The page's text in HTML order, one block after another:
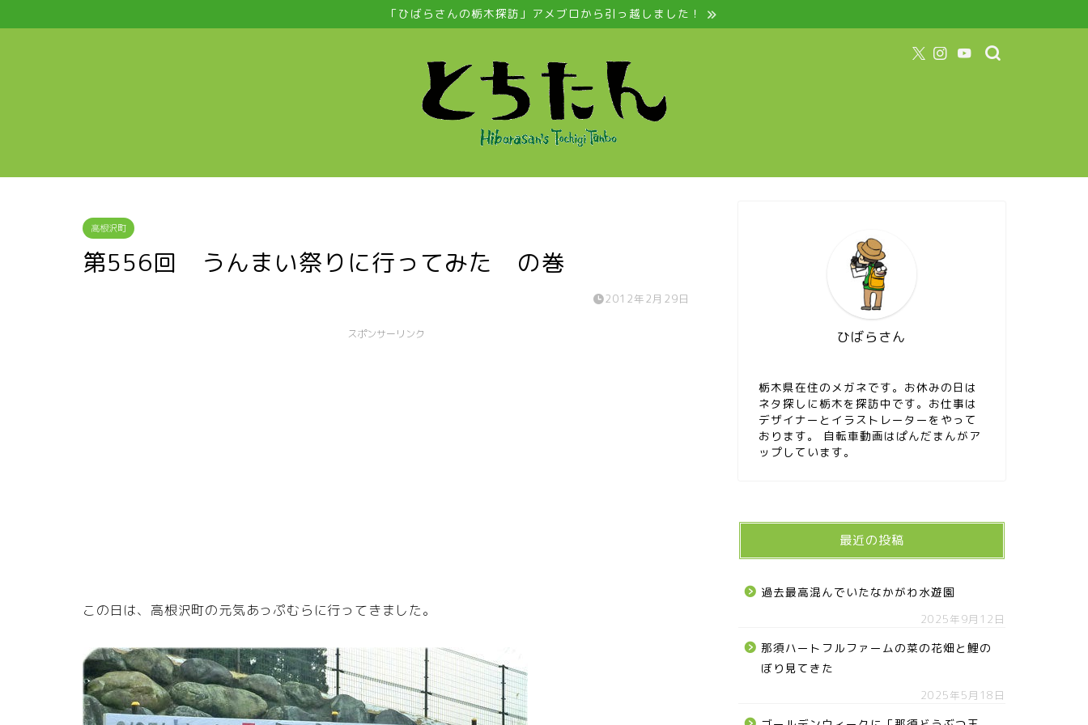
「ひばらさんの栃木探訪」アメブロから引っ越しました！
高根沢町
第556回 うんまい祭りに行ってみた の巻
2012年2月29日
スポンサーリンク
この日は、高根沢町の元気あっぷむらに行ってきました。
ひばらさん
栃木県在住のメガネです。お休みの日は
ネタ探しに栃木を探訪中です。お仕事は
デザイナーとイラストレーターをやって
おります。 自転車動画はぱんだまんがア
ップしています。
最近の投稿
過去最高混んでいたなかがわ水遊園
2025年9月12日
那須ハートフルファームの菜の花畑と鯉の
ぼり見てきた
2025年5月18日